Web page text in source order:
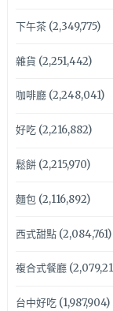
下午茶(2,349,775)
雜貨 (2,251,442)
咖啡廳(2,248,041)
好吃(2,216,882)
鬆餅(2,215,970)
麵包(2,116,892)
西式甜點(2,084,761)
複合式餐廳
台中好吃(1,987,904)